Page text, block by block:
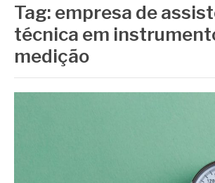
Tag: empresa de
técnica em
medição